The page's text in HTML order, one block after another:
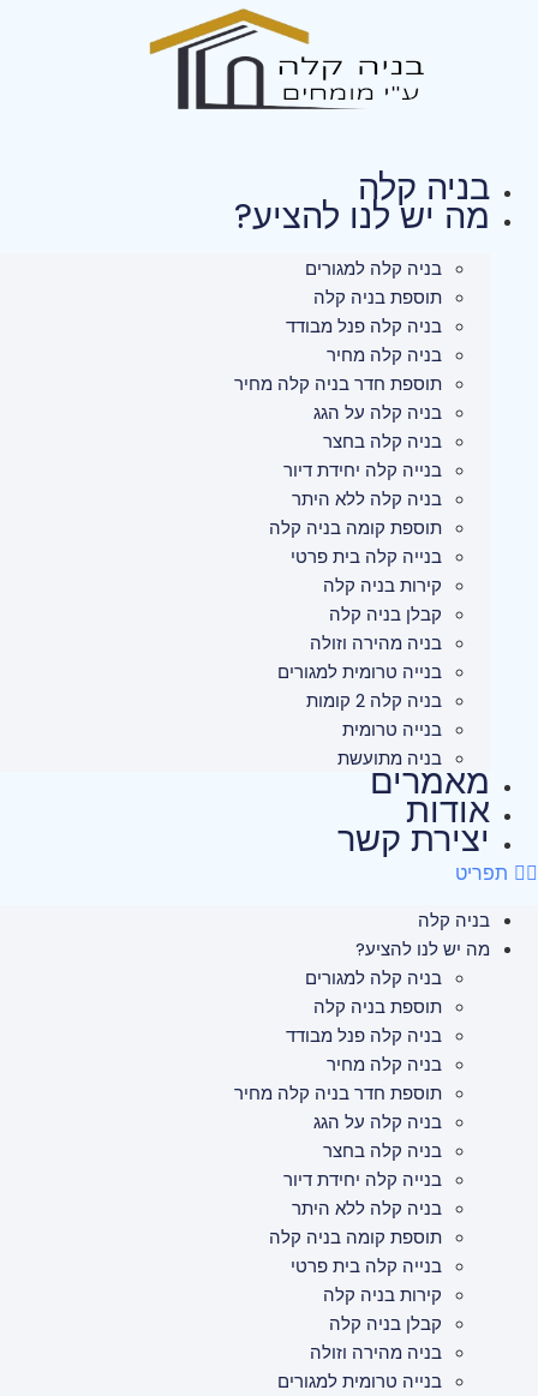
בניה קלה
מה יש לנו להציע?
בניה קלה למגורים
תוספת בניה קלה
בניה קלה פנל מבודד
בניה קלה מחיר
תוספת חדר בניה קלה מחיר
בניה קלה על הגג
בניה קלה בחצר
בנייה קלה יחידת דיור
בניה קלה ללא היתר
תוספת קומה בניה קלה
בנייה קלה בית פרטי
קירות בניה קלה
קבלן בניה קלה
בניה מהירה וזולה
בנייה טרומית למגורים
בניה קלה 2 קומות
בנייה טרומית
בניה מתועשת
מאמרים
אודות
יצירת קשר
תפריט
בניה קלה
מה יש לנו להציע?
בניה קלה למגורים
תוספת בניה קלה
בניה קלה פנל מבודד
בניה קלה מחיר
תוספת חדר בניה קלה מחיר
בניה קלה על הגג
בניה קלה בחצר
בנייה קלה יחידת דיור
בניה קלה ללא היתר
תוספת קומה בניה קלה
בנייה קלה בית פרטי
קירות בניה קלה
קבלן בניה קלה
בניה מהירה וזולה
בנייה טרומית למגורים